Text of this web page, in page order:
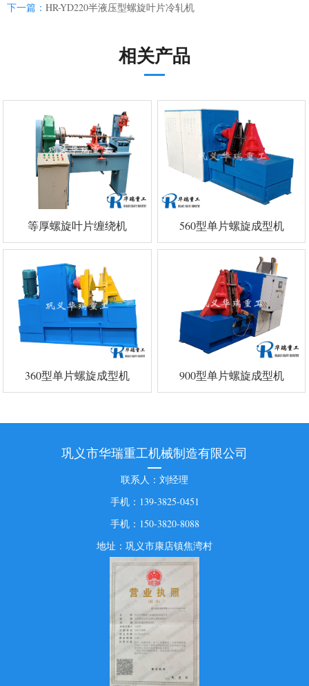
下一篇： HR-YD220半液压型螺旋叶片冷轧机
相关产品
等厚螺旋叶片缠绕机 560型单片螺旋成型机
360型单片螺旋成型机 900型单片螺旋成型机
巩义市华瑞重工机械制造有限公司
联系人：刘经理
手机：139-3825-0451
手机：150-3820-8088
地址：巩义市康店镇焦湾村